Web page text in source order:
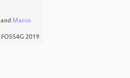
and Marco
FOSS4G 2019